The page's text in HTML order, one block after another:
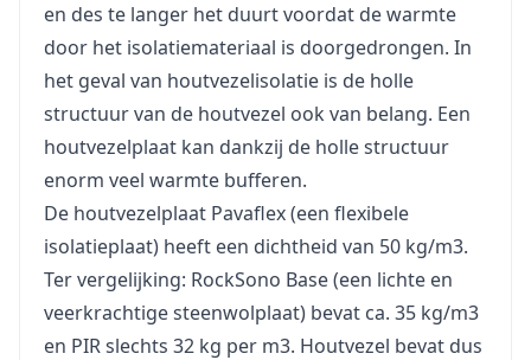
en des te langer het duurt voordat de warmte
door het isolatiemateriaal is doorgedrongen. In
het geval van houtvezelisolatie is de holle
structuur van de houtvezel ook van belang. Een
houtvezelplaat kan dankzij de holle structuur
enorm veel warmte bufferen.
De houtvezelplaat Pavaflex (een flexibele
isolatieplaat) heeft een dichtheid van 50 kg/m3.
Ter vergelijking: RockSono Base (een lichte en
veerkrachtige steenwolplaat) bevat ca. 35 kg/m3
en PIR slechts 32 kg per m3. Houtvezel bevat dus